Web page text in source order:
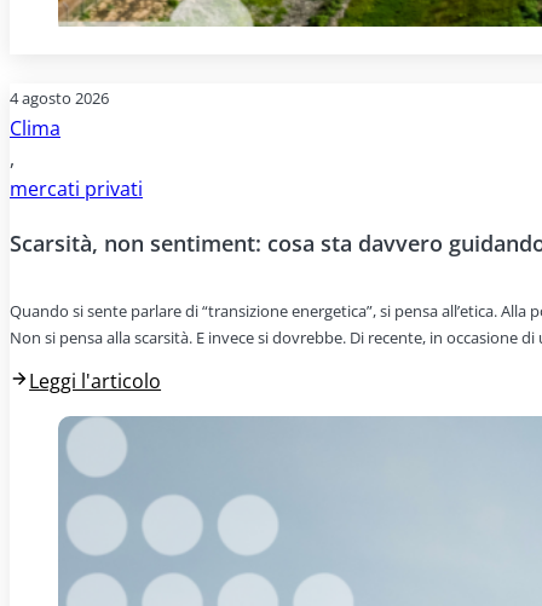
4 agosto 2026
Clima
,
mercati privati
Scarsità, non sentiment: cosa sta davvero
Quando si sente parlare di “transizione energetica”, si pensa all’etica.
Non si pensa alla scarsità. E invece si dovrebbe. Di recente, in
Leggi l'articolo